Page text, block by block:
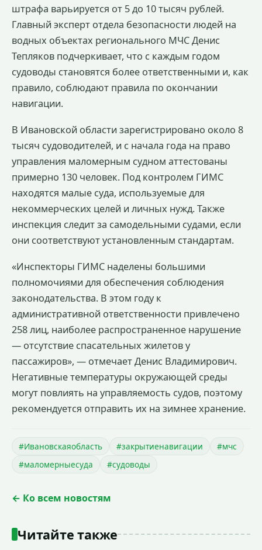
штрафа варьируется от 5 до 10 тысяч рублей.
Главный эксперт отдела безопасности людей на
водных объектах регионального МЧС Денис
Тепляков подчеркивает, что с каждым годом
судоводы становятся более ответственными и, как
правило, соблюдают правила по окончании
навигации.
В Ивановской области зарегистрировано около 8
тысяч судоводителей, и с начала года на право
управления маломерным судном аттестованы
примерно 130 человек. Под контролем ГИМС
находятся малые суда, используемые для
некоммерческих целей и личных нужд. Также
инспекция следит за самодельными судами, если
они соответствуют установленным стандартам.
«Инспекторы ГИМС наделены большими
полномочиями для обеспечения соблюдения
законодательства. В этом году к
административной ответственности привлечено
258 лиц, наиболее распространенное нарушение
— отсутствие спасательных жилетов у
пассажиров», — отмечает Денис Владимирович.
Негативные температуры окружающей среды
могут повлиять на управляемость судов, поэтому
рекомендуется отправить их на зимнее хранение.
#Ивановскаяобласть #закрытиенавигации
#мчс
#маломерныесуда
#судоводы
← Ко всем новостям
Читайте также